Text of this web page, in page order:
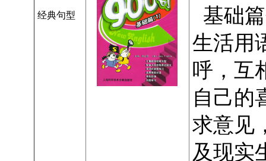
经典句型
基础
生活用
呼，互
自己的
求意见
及现实